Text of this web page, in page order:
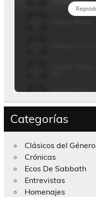
Categorías
Clásicos del Género
Crónicas
Ecos De Sabbath
Entrevistas
Homenajes